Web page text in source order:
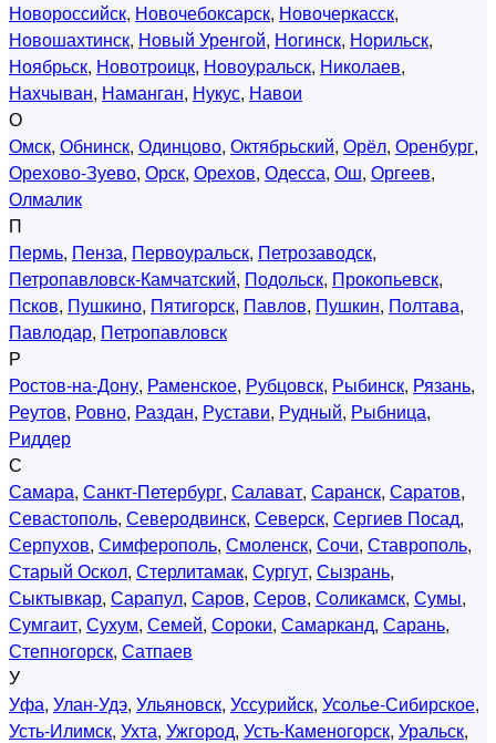
Новороссийск, Новочебоксарск, Новочеркасск,
Новошахтинск, Новый Уренгой, Ногинск, Норильск,
Ноябрьск, Новотроицк, Новоуральск, Николаев,
Нахчыван, Наманган, Нукус, Навои
О
Омск, Обнинск, Одинцово, Октябрьский, Орёл, Оренбург,
Орехово-Зуево, Орск, Орехов, Одесса, Ош, Оргеев,
Олмалик
П
Пермь, Пенза, Первоуральск, Петрозаводск,
Петропавловск-Камчатский, Подольск, Прокопьевск,
Псков, Пушкино, Пятигорск, Павлов, Пушкин, Полтава,
Павлодар, Петропавловск
Р
Ростов-на-Дону, Раменское, Рубцовск, Рыбинск, Рязань,
Реутов, Ровно, Раздан, Рустави, Рудный, Рыбница,
Риддер
С
Самара, Санкт-Петербург, Салават, Саранск, Саратов,
Севастополь, Северодвинск, Северск, Сергиев Посад,
Серпухов, Симферополь, Смоленск, Сочи, Ставрополь,
Старый Оскол, Стерлитамак, Сургут, Сызрань,
Сыктывкар, Сарапул, Саров, Серов, Соликамск, Сумы,
Сумгаит, Сухум, Семей, Сороки, Самарканд, Сарань,
Степногорск, Сатпаев
У
Уфа, Улан-Удэ, Ульяновск, Уссурийск, Усолье-Сибирское,
Усть-Илимск, Ухта, Ужгород, Усть-Каменогорск, Уральск,